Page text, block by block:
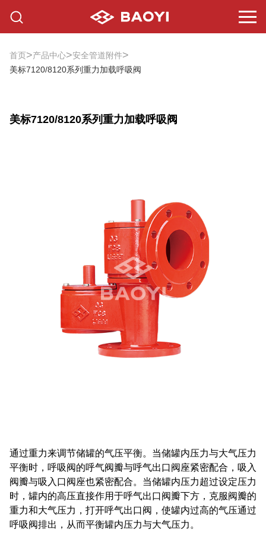
首页>产品中心>安全管道附件>
美标7120/8120系列重力加载呼吸阀
美标7120/8120系列重力加载呼吸阀
通过重力来调节储罐的气压平衡。当储罐内压力与大气压力
平衡时，呼吸阀的呼气阀瓣与呼气出口阀座紧密配合，吸入
阀瓣与吸入口阀座也紧密配合。当储罐内压力超过设定压力
时，罐内的高压直接作用于呼气出口阀瓣下方，克服阀瓣的
重力和大气压力，打开呼气出口阀，使罐内过高的气压通过
呼吸阀排出，从而平衡罐内压力与大气压力‌。